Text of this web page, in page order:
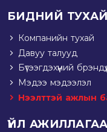
БИДНИЙ ТУХАЙ
Компанийн тухай
Давуу талууд
Бүтээгдэхүүний
Мэдээ мэдээлэл
Нээлттэй ажлын
ҮЙЛ АЖИЛЛАГАА